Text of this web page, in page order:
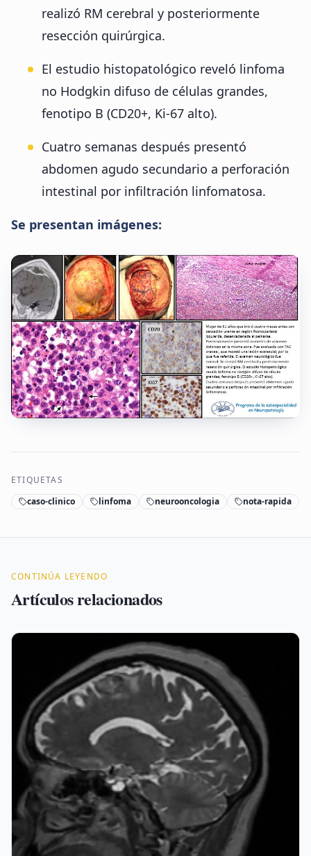
realizó RM cerebral y posteriormente
resección quirúrgica.
El estudio histopatológico reveló linfoma
no Hodgkin difuso de células grandes,
fenotipo B (CD20+, Ki-67 alto).
Cuatro semanas después presentó
abdomen agudo secundario a perforación
intestinal por infiltración linfomatosa.
Se presentan imágenes:
ETIQUETAS
caso-clinico
linfoma neurooncologia nota-rapida
CONTINÚA LEYENDO
Artículos relacionados